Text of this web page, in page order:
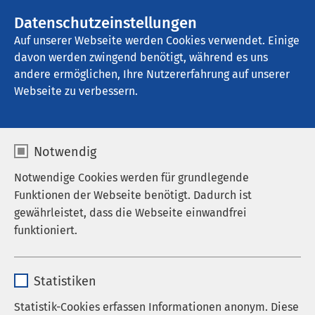
Datenschutzeinstellungen
Auf unserer Webseite werden Cookies verwendet. Einige
davon werden zwingend benötigt, während es uns
andere ermöglichen, Ihre Nutzererfahrung auf unserer
Webseite zu verbessern.
Notwendig
Notwendige Cookies werden für grundlegende
Funktionen der Webseite benötigt. Dadurch ist
gewährleistet, dass die Webseite einwandfrei
funktioniert.
Anbieter sgalinski
Statistiken
Statistik-Cookies erfassen Informationen anonym. Diese
AMEOS Pflege Winterlingen
AMEOS Pflege